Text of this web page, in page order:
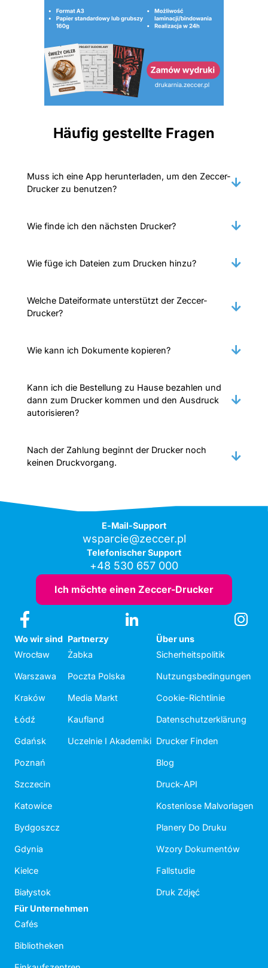
Häufig gestellte Fragen
Muss ich eine App herunterladen, um den Zeccer-
Drucker zu benutzen?
Wie finde ich den nächsten Drucker?
Wie füge ich Dateien zum Drucken hinzu?
Welche Dateiformate unterstützt der Zeccer-
Drucker?
Wie kann ich Dokumente kopieren?
Kann ich die Bestellung zu Hause bezahlen und
dann zum Drucker kommen und den Ausdruck
autorisieren?
Nach der Zahlung beginnt der Drucker noch
keinen Druckvorgang.
E-Mail-Support
wsparcie@zeccer.pl
Telefonischer Support
+48 530 657 000
Ich möchte einen Zeccer-Drucker
Wo wir sind
Wrocław
Warszawa
Kraków
Łódź
Gdańsk
Poznań
Szczecin
Katowice
Bydgoszcz
Gdynia
Kielce
Białystok
Partnerzy
Żabka
Poczta Polska
Media Markt
Kaufland
Uczelnie I Akademiki
Über uns
Sicherheitspolitik
Nutzungsbedingungen
Cookie-Richtlinie
Datenschutzerklärung
Drucker Finden
Blog
Druck-API
Kostenlose Malvorlagen
Planery Do Druku
Wzory Dokumentów
Fallstudie
Druk Zdjęć
Für Unternehmen
Cafés
Bibliotheken